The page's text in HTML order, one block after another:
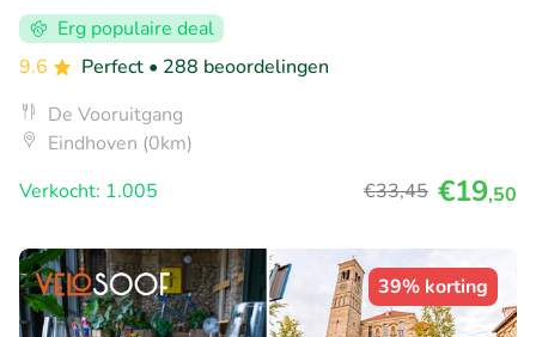
Erg populaire deal
9.6
Perfect • 288 beoordelingen
De Vooruitgang
Eindhoven (0km)
Verkocht: 1.005
€33,45 €19,50
39% korting